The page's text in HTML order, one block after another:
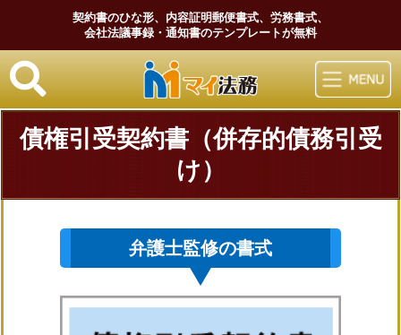
契約書のひな形、内容証明郵便書式、労務書式、
会社法議事録・通知書のテンプレートが無料
マイ法務
債権引受契約書（併存的債務引受
け）
弁護士監修の書式